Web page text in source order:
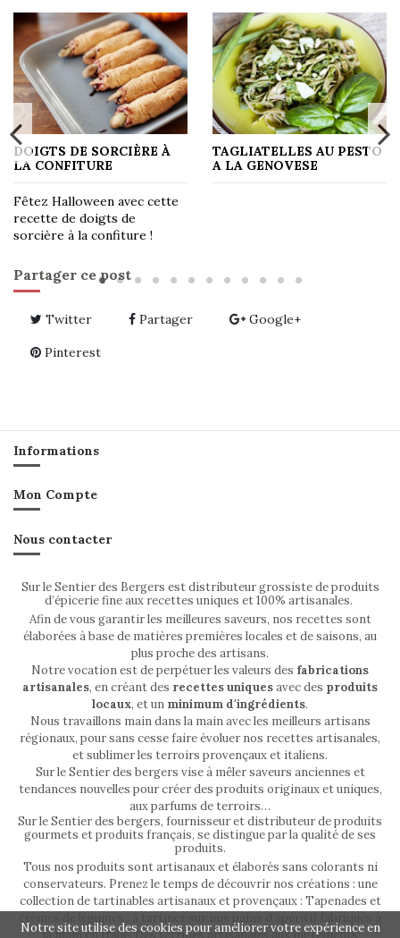
TOMATES APÉRITIVES AU
PESTO ET À LA FÉTA
ŒUFS BROUILLÉS À LA
TRUFFE
Partager ce post
Twitter Partager Google+
Pinterest
Informations
Mon Compte
Nous contacter
Sur le Sentier des Bergers est distributeur grossiste de produits
d’épicerie fine aux recettes uniques et 100% artisanales.
Afin de vous garantir les meilleures saveurs, nos recettes sont
élaborées à base de matières premières locales et de saisons, au
plus proche des artisans.
Notre vocation est de perpétuer les valeurs des fabrications
artisanales, en créant des recettes uniquesavec des produits
locaux, et un minimum d'ingrédients.
Nous travaillons main dans la main avec les meilleurs artisans
régionaux, pour sans cesse faire évoluer nos recettes artisanales,
et sublimer les terroirs provençaux et italiens.
Sur le Sentier des bergers vise à mêler saveurs anciennes et
tendances nouvelles pour créer des produits originaux et uniques,
aux parfums de terroirs…
Sur le Sentier des bergers, fournisseur et distributeur de produits
gourmets et produits français, se distingue par la qualité de ses
produits.
Tous nos produits sont artisanaux et élaborés sans colorants ni
conservateurs. Prenez le temps de découvrir nos créations : une
collection de tartinables artisanaux et provençaux : Tapenades et
la main en Italie. Des terrines artisanales aux ingrédients
Notre site utilise des cookies pour améliorer votre expérience en